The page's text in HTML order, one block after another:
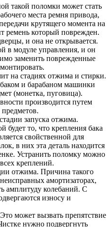
такой поломки может стать
места ремня привода,
крутящего момента на
ремень который поврежден.
и она не открывается.
в модуле управления, и он
заменить поврежденные
на стадиях отжима и стирки.
и барабаном машинки
(монетка, пуговица).
производится путем
запуска отжима.
будет то, что крепления бака
свойственной для
в них эта деталь находится
Устранить поломку можно
креплений.
отжима. Причина такого
амортизаторах,
амплитуду колебаний. С
износу и
может вызвать препятствие
нужно подвергнуть